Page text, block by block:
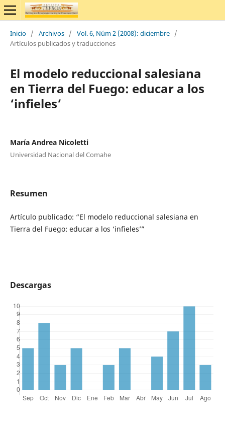
Inicio / Archivos / Vol. 6, Núm 2 (2008): diciembre /
Artículos publicados y traducciones
El modelo reduccional salesiana
en Tierra del Fuego: educar a los
‘infieles’
María Andrea Nicoletti
Universidad Nacional del Comahe
Resumen
Artículo publicado: “El modelo reduccional salesiana en
Tierra del Fuego: educar a los ‘infieles’”
Descargas